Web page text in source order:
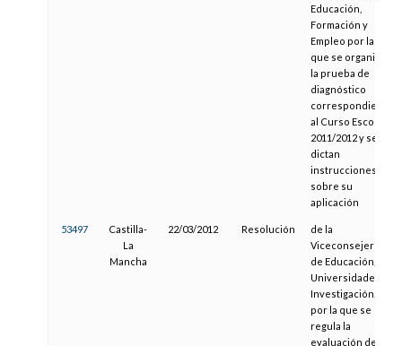
Educación,
Formación y
Empleo por la
que se organiza
la prueba de
diagnóstico
correspondiente
al Curso Escolar
2011/2012 y se
dictan
instrucciones
sobre su
aplicación
53497
Castilla-
La
Mancha
22/03/2012 Resolución
de la
Viceconsejería
de Educación,
Universidades e
Investigación,
por la que se
regula la
evaluación de